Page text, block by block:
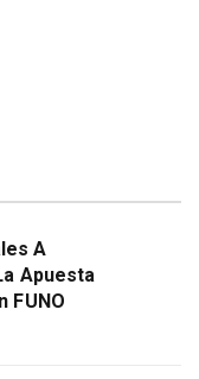
A
Apuesta
FUNO